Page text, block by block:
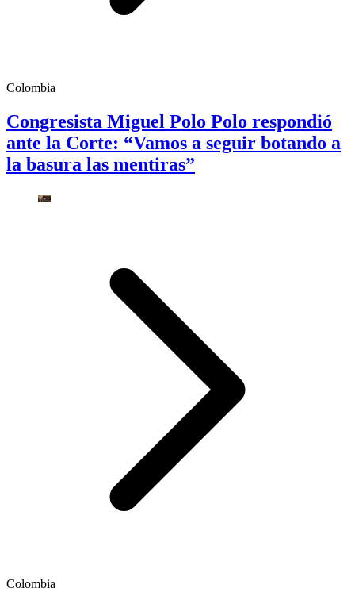
Colombia
Congresista Miguel Polo Polo respondió
ante la Corte: “Vamos a seguir botando a
la basura las mentiras”
Colombia